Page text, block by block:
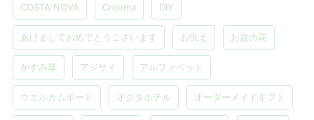
COSTA NOVA Creema DIY
あけましておめでとうございます お供え お盆の花
かすみ草 アジサイ アルファベット
ウエルカムボード オクタホテル オーダーメイドギフト